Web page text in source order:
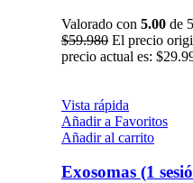
Valorado con 5.00 de 5
$59.980 El precio
precio actual es:
Vista rápida
Añadir a Favoritos
Añadir al carrito
Exosomas (1